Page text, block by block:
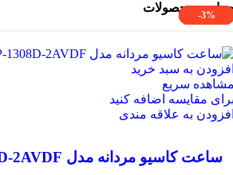
محصولات
-3%
به سبد خرید
سریع
مقایسه اضافه کنید
به علاقه مندی
ساعت کاسیو مردانه مدل MTP-1308D-2AVDF
-3%
-3%
-3%
-3%
-3%